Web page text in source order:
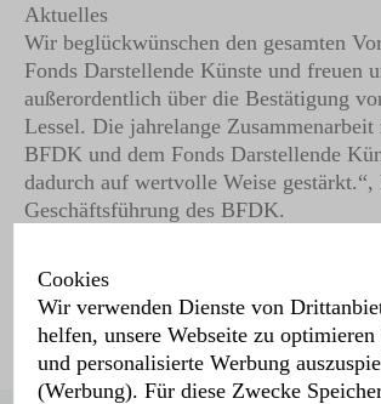
Aktuelles
Wir beglückwünschen den gesamten
Fonds Darstellende Künste und freuen
außerordentlich über die Bestätigung
Lessel. Die jahrelange Zusammenarbeit
BFDK und dem Fonds Darstellende
dadurch auf wertvolle Weise gestärkt.“,
Geschäftsführung des BFDK.
Cookies
Wir verwenden Dienste von
helfen, unsere Webseite zu
und personalisierte Werbung
(Werbung). Für diese Zwecke